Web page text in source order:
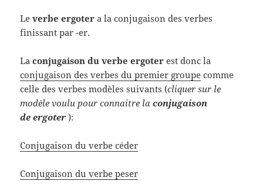
Leverbe ergoter a la conjugaison des verbes
finissant par -er.
Laconjugaison du verbe ergoter est donc la
conjugaison des verbes du premier groupe comme
celle des verbes modèles suivants (cliquer sur le
modèle voulu pour connaitre laconjugaison
de ergoter):
Conjugaison du verbe céder
Conjugaison du verbe peser